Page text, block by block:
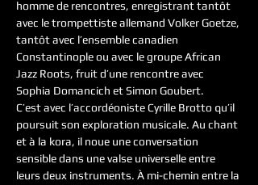
homme de rencontres, enregistrant tantôt
avec le trompettiste allemand Volker Goetze,
tantôt avec l’ensemble canadien
Constantinople ou avec le groupe African
Jazz Roots, fruit d’une rencontre avec
Sophia Domancich et Simon Goubert.
C’est avec l’accordéoniste Cyrille Brotto qu’il
poursuit son exploration musicale. Au chant
et à la kora, il noue une conversation
sensible dans une valse universelle entre
leurs deux instruments. À mi-chemin entre la